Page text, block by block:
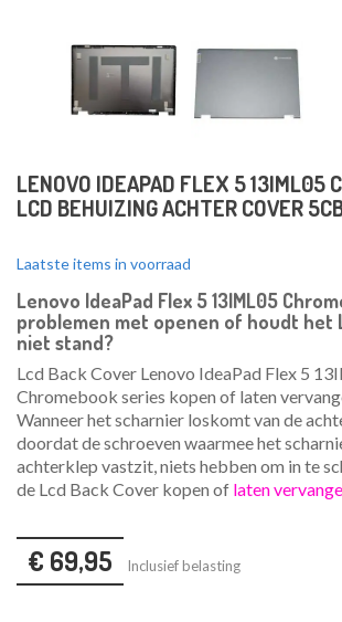
LENOVO IDEAPAD FLEX 5 13IML05
LCD BEHUIZING ACHTER COVER
Laatste items in voorraad
Lenovo IdeaPad Flex 5 13IML05
problemen met openen of houdt het
niet stand?
Lcd Back Cover Lenovo IdeaPad Flex 5
Chromebook series kopen of laten
Wanneer het scharnier loskomt van de
doordat de schroeven waarmee het
achterklep vastzit, niets hebben om in te
de Lcd Back Cover kopen of laten
€ 69,95 Inclusief belasting